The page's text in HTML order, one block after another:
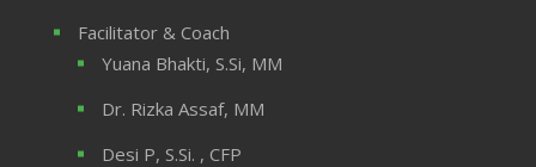
Facilitator & Coach
Yuana Bhakti, S.Si, MM
Dr. Rizka Assaf, MM
Desi P, S.Si. , CFP